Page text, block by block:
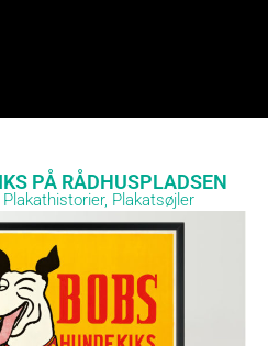
PÅ RÅDHUSPLADSEN
Plakathistorier, Plakatsøjler